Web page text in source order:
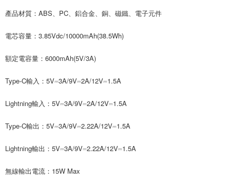
產品材質：ABS、PC、鋁合金、銅、磁鐵、電子元件
電芯容量：3.85Vdc/10000mAh(38.5Wh)
額定電容量：6000mAh(5V/3A)
Type-C輸入：5V⎓3A/9V⎓2A/12V⎓1.5A
Lightning輸入：5V⎓3A/9V⎓2A/12V⎓1.5A
Type-C輸出：5V⎓3A/9V⎓2.22A/12V⎓1.5A
Lightning輸出：5V⎓3A/9V⎓2.22A/12V⎓1.5A
無線輸出電流：15W Max